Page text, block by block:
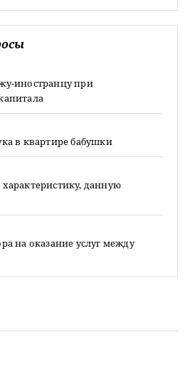
иностранцу при
в квартире бабушки
данную
на оказание услуг между